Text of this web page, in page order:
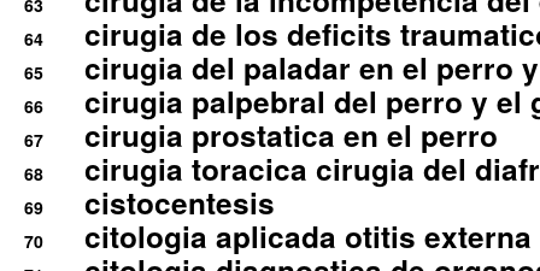
63
64 cirugia de los deficits
65 cirugia del paladar en el perro
66 cirugia palpebral del perro y el
67 cirugia prostatica en el perro
68 cirugia toracica cirugia del
69 cistocentesis
70 citologia aplicada otitis externa